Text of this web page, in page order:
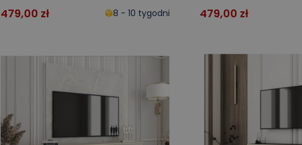
479,00 zł 8 - 10 tygodni 479,00 zł